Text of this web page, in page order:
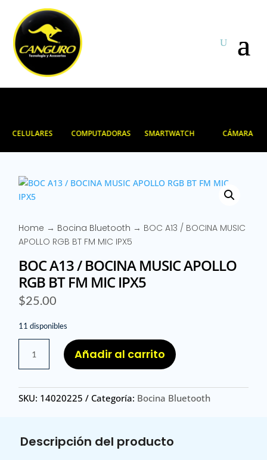
CELULARES COMPUTADORAS SMARTWATCH CÁMARA
Home → Bocina Bluetooth → BOC A13 / BOCINA MUSIC
APOLLO RGB BT FM MIC IPX5
BOC A13 / BOCINA MUSIC APOLLO
RGB BT FM MIC IPX5
$25.00
11 disponibles
A13
/
BOCINA
MUSIC
BT
Añadir al carrito
SKU: 14020225 Categoría: Bocina Bluetooth
Descripción del producto